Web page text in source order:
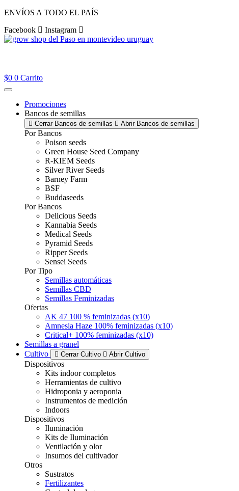
Ir
contenido
ENVÍOS A TODO EL PAÍS
Facebook
Instagram
$0 0 Carrito
Promociones
Bancos de semillas
Cerrar Bancos de semillas Abrir Bancos de semillas
Por Bancos
Poison seeds
Green House Seed Company
R-KIEM Seeds
Silver River Seeds
Barney Farm
BSF
Buddaseeds
Por Bancos
Delicious Seeds
Kannabia Seeds
Medical Seeds
Pyramid Seeds
Ripper Seeds
Sensei Seeds
Por Tipo
Semillas automáticas
Semillas CBD
Semillas Feminizadas
Ofertas
AK 47 100 % feminizadas (x10)
Amnesia Haze 100% feminizadas (x10)
Critical+ 100% feminizadas (x10)
Semillas a granel
Cultivo
Cerrar Cultivo Abrir Cultivo
Dispositivos
Kits indoor completos
Herramientas de cultivo
Hidroponia y aeroponia
Instrumentos de medición
Indoors
Dispositivos
Iluminación
Kits de Iluminación
Ventilación y olor
Insumos del cultivador
Otros
Sustratos
Fertilizantes